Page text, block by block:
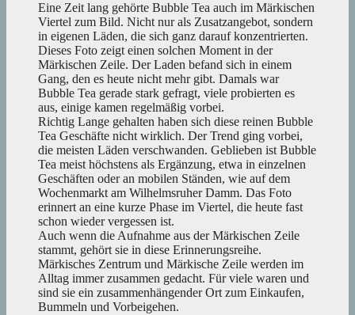
Eine Zeit lang gehörte Bubble Tea auch im Märkischen
Viertel zum Bild. Nicht nur als Zusatzangebot, sondern
in eigenen Läden, die sich ganz darauf konzentrierten.
Dieses Foto zeigt einen solchen Moment in der
Märkischen Zeile. Der Laden befand sich in einem
Gang, den es heute nicht mehr gibt. Damals war
Bubble Tea gerade stark gefragt, viele probierten es
aus, einige kamen regelmäßig vorbei.
Richtig Lange gehalten haben sich diese reinen Bubble
Tea Geschäfte nicht wirklich. Der Trend ging vorbei,
die meisten Läden verschwanden. Geblieben ist Bubble
Tea meist höchstens als Ergänzung, etwa in einzelnen
Geschäften oder an mobilen Ständen, wie auf dem
Wochenmarkt am Wilhelmsruher Damm. Das Foto
erinnert an eine kurze Phase im Viertel, die heute fast
schon wieder vergessen ist.
Auch wenn die Aufnahme aus der Märkischen Zeile
stammt, gehört sie in diese Erinnerungsreihe.
Märkisches Zentrum und Märkische Zeile werden im
Alltag immer zusammen gedacht. Für viele waren und
sind sie ein zusammenhängender Ort zum Einkaufen,
Bummeln und Vorbeigehen.